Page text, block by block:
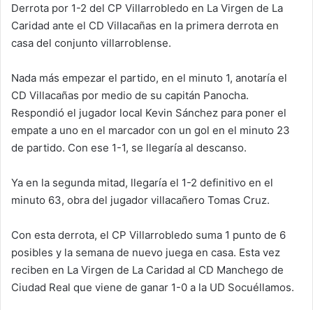
Derrota por 1-2 del CP Villarrobledo en La Virgen de La
Caridad ante el CD Villacañas en la primera derrota en
casa del conjunto villarroblense.
Nada más empezar el partido, en el minuto 1, anotaría el
CD Villacañas por medio de su capitán Panocha.
Respondió el jugador local Kevin Sánchez para poner el
empate a uno en el marcador con un gol en el minuto 23
de partido. Con ese 1-1, se llegaría al descanso.
Ya en la segunda mitad, llegaría el 1-2 definitivo en el
minuto 63, obra del jugador villacañero Tomas Cruz.
Con esta derrota, el CP Villarrobledo suma 1 punto de 6
posibles y la semana de nuevo juega en casa. Esta vez
reciben en La Virgen de La Caridad al CD Manchego de
Ciudad Real que viene de ganar 1-0 a la UD Socuéllamos.